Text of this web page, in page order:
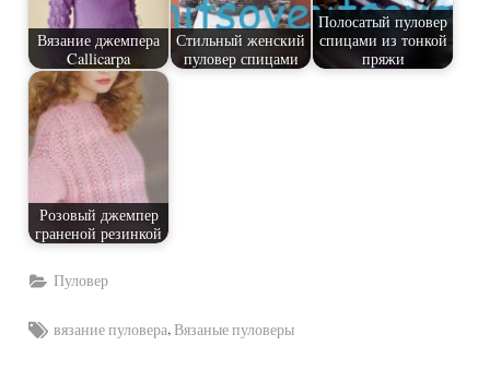
Вязание джемпера
Callicarpa
Стильный женский
пуловер спицами
Полосатый пуловер
спицами из тонкой
пряжи
Розовый джемпер
граненой резинкой
Пуловер
Tags:
вязание пуловера,Вязаные пуловеры